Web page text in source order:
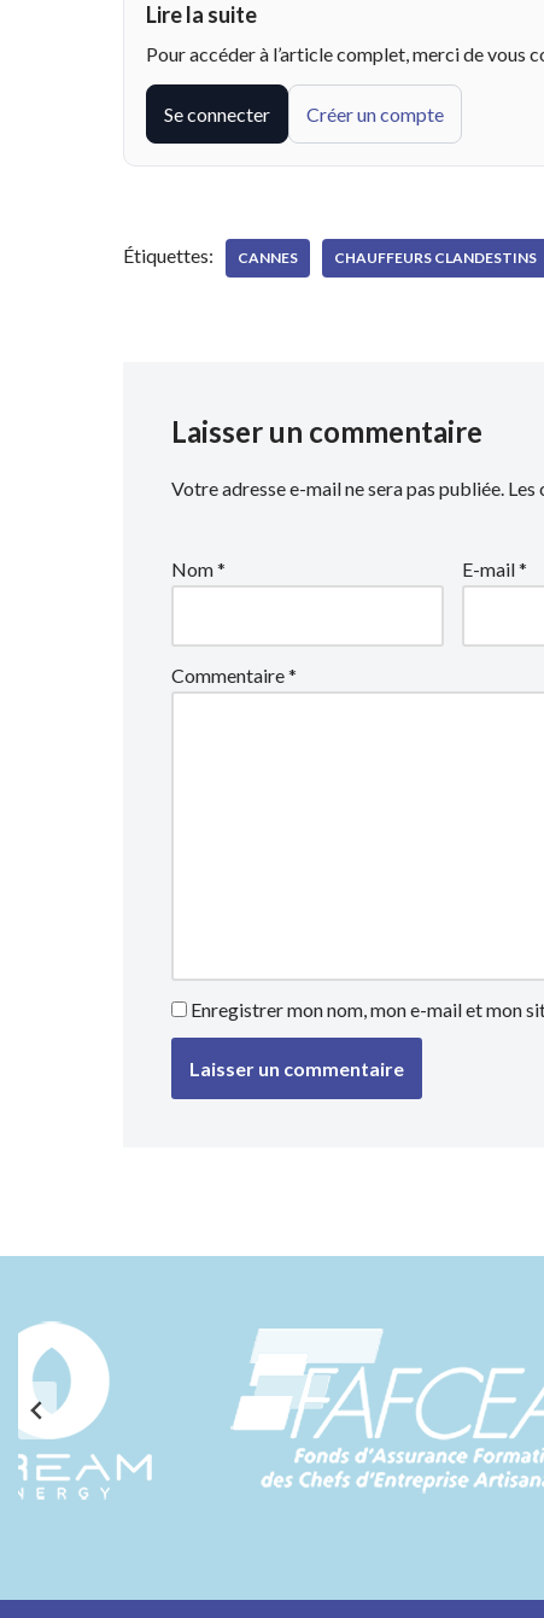
Lire la suite
Pour accéder à l’article complet, merci de vous
Se connecter Créer un compte
Étiquettes: CANNES CHAUFFEURS CLANDESTINS
Laisser un commentaire
Votre adresse e-mail ne sera pas publiée. Les
Nom* E-mail*
Commentaire*
Enregistrer mon nom, mon e-mail et mon